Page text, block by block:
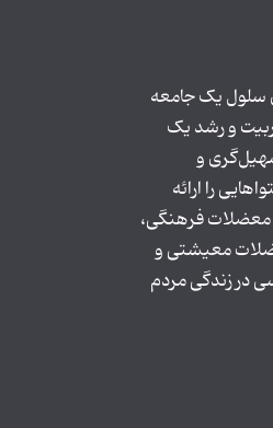
سلول یک جامعه
و رشد یک
و
را ارائه
معضلات فرهنگی،
معیشتی و
در زندگی مردم